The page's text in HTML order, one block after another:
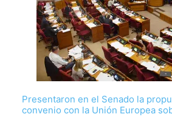
Presentaron en el Senado la
convenio con la Unión Europea